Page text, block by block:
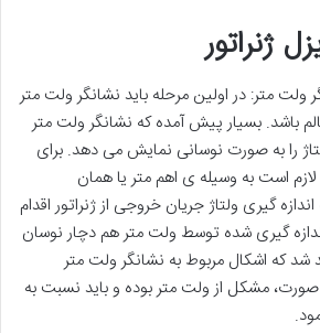
ژنراتور
متر: در اولین مرحله باید نشانگر ولت متر
باشد. بسیار پیش آمده که نشانگر ولت متر
را به صورت نوسانی نمایش می دهد. برای
است به وسیله ی اهم متر یا همان
گیری ولتاژ جریان خروجی از ژنراتور اقدام
اندازه گیری شده توسط ولت متر هم دچار نوسان
که اشکال مربوط به نشانگر ولت متر
مشکل از ولت متر بوده و باید نسبت به